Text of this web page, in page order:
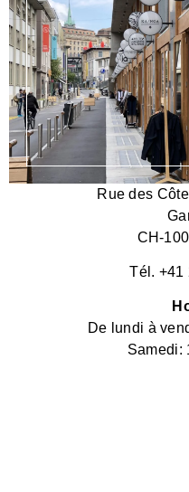
Rue des
CH-
Tél. +41
De lundi à
Samedi: